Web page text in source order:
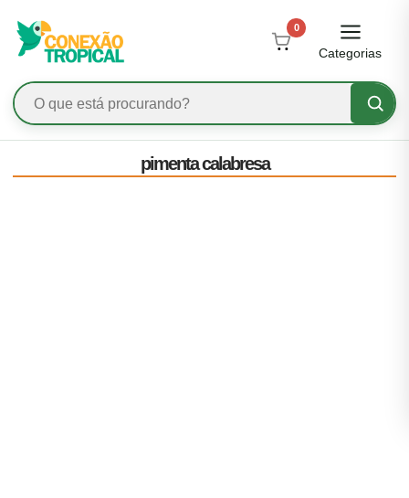
0
Categorias
pimenta calabresa